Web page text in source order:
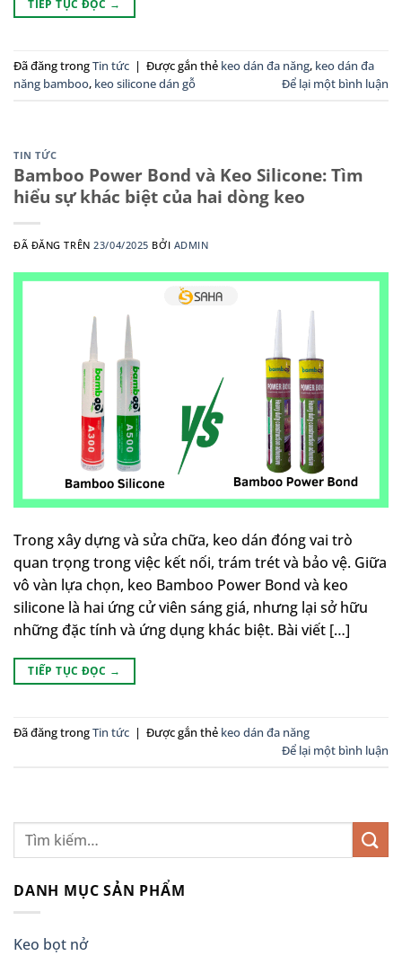
TIẾP TỤC ĐỌC →
Đã đăng trongTin tức | Được gắn thẻ keo dán đa năng, keo dán đa
năng bamboo, keo silicone dán gỗ Để lại một bình luận
TIN TỨC
Bamboo Power Bond và Keo Silicone: Tìm
hiểu sự khác biệt của hai dòng keo
ĐÃ ĐĂNG TRÊN23/04/2025 BỞI ADMIN
Trong xây dựng và sửa chữa, keo dán đóng vai trò
quan trọng trong việc kết nối, trám trét và bảo vệ. Giữa
vô vàn lựa chọn, keo Bamboo Power Bond và keo
silicone là hai ứng cử viên sáng giá, nhưng lại sở hữu
những đặc tính và ứng dụng khác biệt. Bài viết […]
TIẾP TỤC ĐỌC →
Đã đăng trongTin tức | Được gắn thẻ keo dán đa năng
Để lại một bình luận
DANH MỤC SẢN PHẨM
Keo bọt nở